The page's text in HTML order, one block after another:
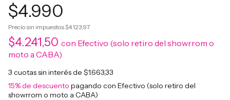
$4.990
Precio sin impuestos$4.123,97
$4.241,50 con Efectivo (solo retiro del showrrom o
moto a CABA)
3 cuotas sin interés de $1.663,33
15% de descuento pagando con Efectivo (solo retiro del
showrrom o moto a CABA)